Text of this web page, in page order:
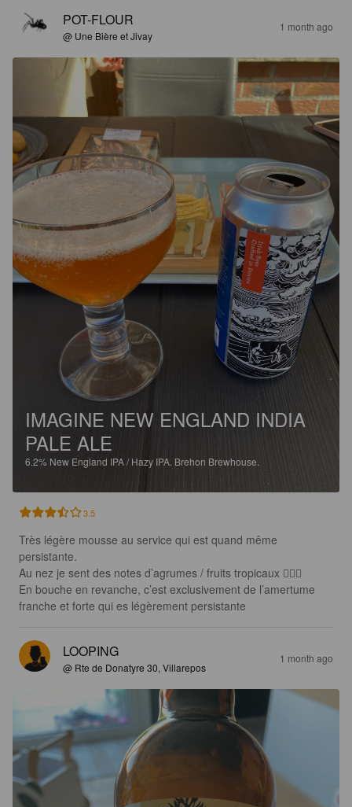
POT-FLOUR
@ Une Bière et Jivay
1 month ago
IMAGINE NEW ENGLAND INDIA
PALE ALE
6.2% New England IPA / Hazy IPA. Brehon Brewhouse.
3.5
Très légère mousse au service qui est quand même
persistante.
Au nez je sent des notes d’agrumes / fruits tropicaux 🤷🏻‍♂️
En bouche en revanche, c’est exclusivement de l’amertume
franche et forte qui es légèrement persistante
LOOPING
@ Rte de Donatyre 30, Villarepos
1 month ago